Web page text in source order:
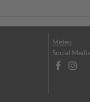
Meteo
Social Media